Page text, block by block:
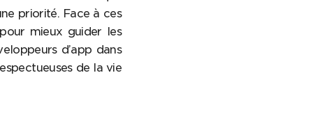
priorité. Face à ces
mieux guider les
d’app dans
de la vie